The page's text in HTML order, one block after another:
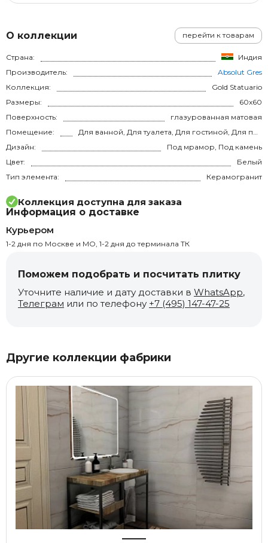
О коллекции перейти к товарам
Страна:
Индия
Производитель:
Absolut Gres
Коллекция:
Gold Statuario
Размеры:
60x60
Поверхность:
глазурованная матовая
Помещение:
Для ванной, Для туалета, Для гостиной, Для прихожей, Для кухни, Для спальни, на теплый пол
Дизайн:
Под мрамор, Под камень
Цвет:
Белый
Тип элемента:
Керамогранит
Коллекция доступна для заказа
Информация о доставке
Курьером
1-2 дня по Москве и МО, 1-2 дня до терминала ТК
Поможем подобрать и посчитать плитку
Уточните наличие и дату доставки в WhatsApp,
Телеграм или по телефону +7 (495) 147-47-25
Другие коллекции фабрики